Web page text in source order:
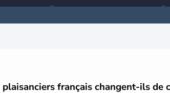
français changent-ils de